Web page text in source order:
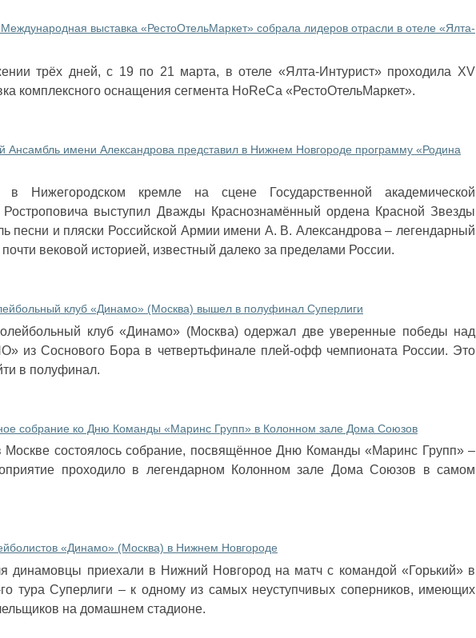
выставка «РестоОтельМаркет» собрала лидеров отрасли в отеле «Ялта-
трёх дней, с 19 по 21 марта, в отеле «Ялта-Интурист» проходила XV
комплексного оснащения сегмента HoReCa «РестоОтельМаркет».
Ансамбль имени Александрова представил в Нижнем Новгороде программу «Родина
Нижегородском кремле на сцене Государственной академической
выступил Дважды Краснознамённый ордена Красной Звезды
песни и пляски Российской Армии имени А. В. Александрова – легендарный
почти вековой историей, известный далеко за пределами России.
клуб «Динамо» (Москва) вышел в полуфинал Суперлиги
клуб «Динамо» (Москва) одержал две уверенные победы над
из Соснового Бора в четвертьфинале плей-офф чемпионата России. Это
в полуфинал.
собрание ко Дню Команды «Маринс Групп» в Колонном зале Дома Союзов
Москве состоялось собрание, посвящённое Дню Команды «Маринс Групп» –
проходило в легендарном Колонном зале Дома Союзов в самом
«Динамо» (Москва) в Нижнем Новгороде
динамовцы приехали в Нижний Новгород на матч с командой «Горький» в
тура Суперлиги – к одному из самых неуступчивых соперников, имеющих
на домашнем стадионе.